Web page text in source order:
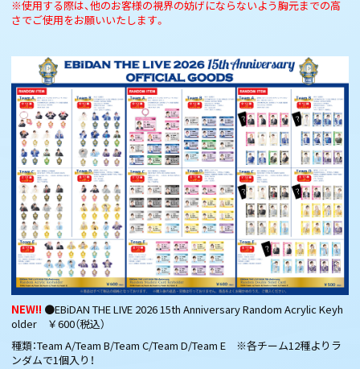
※使用する際は、他のお客様の視界の妨げにならないよう胸元までの高
さでご使用をお願いいたします。
NEW!! ●EBiDAN THE LIVE 2026 15th Anniversary Random Acrylic Keyh
older ￥600（税込）
種類：Team A/Team B/Team C/Team D/Team E ※各チーム12種よりラ
ンダムで1個入り！